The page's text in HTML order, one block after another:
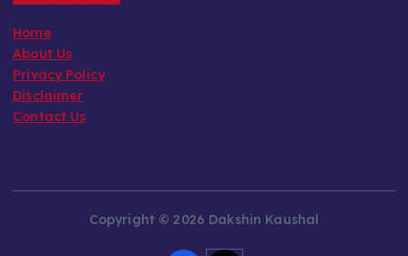
Home
About Us
Privacy Policy
Disclaimer
Contact Us
Copyright © 2026 Dakshin Kaushal